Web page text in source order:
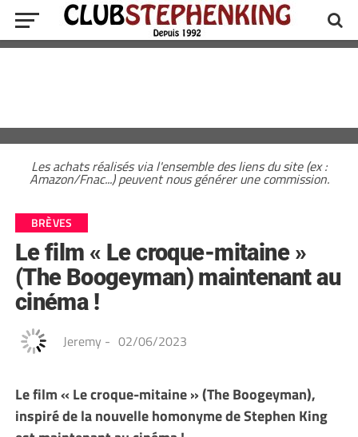
Les achats réalisés via l'ensemble des liens du site (ex :
Amazon/Fnac...) peuvent nous générer une commission.
BRÈVES
Le film « Le croque-mitaine »
(The Boogeyman) maintenant au
cinéma !
Jeremy - 02/06/2023
Le film « Le croque-mitaine » (The Boogeyman),
inspiré de la nouvelle homonyme de Stephen King